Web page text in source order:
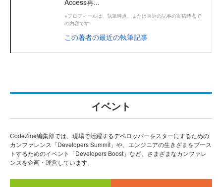
※プロフィールは、執筆時点、または直近の記事の寄稿時点で
の内容です
この著者の最近の執筆記事
イベント
CodeZine編集部では、現場で活躍するデベロッパーをスターにするための
カンファレンス「Developers Summit」や、エンジニアの生きざまをブース
トするためのイベント「Developers Boost」など、さまざまなカンファレ
ンスを企画・運営しています。